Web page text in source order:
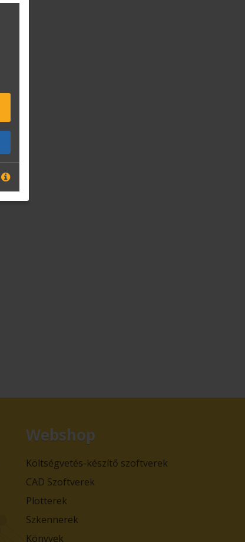
Webshop
Költségvetés-készítő szoftverek
CAD Szoftverek
Plotterek
Szkennerek
Könyvek